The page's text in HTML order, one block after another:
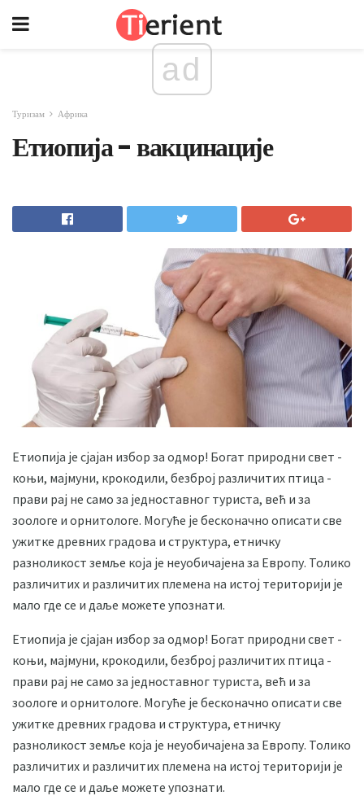
ad
Туризам Африка
Етиопија - вакцинације
Етиопија је сјајан избор за одмор! Богат природни свет -
коњи, мајмуни, крокодили, безброј различитих птица -
прави рај не само за једноставног туриста, већ и за
зоологе и орнитологе. Могуће је бесконачно описати све
ужитке древних градова и структура, етничку
разноликост земље која је неуобичајена за Европу. Толико
различитих и различитих племена на истој територији је
мало где се и даље можете упознати.
Етиопија је сјајан избор за одмор! Богат природни свет -
коњи, мајмуни, крокодили, безброј различитих птица -
прави рај не само за једноставног туриста, већ и за
зоологе и орнитологе. Могуће је бесконачно описати све
ужитке древних градова и структура, етничку
разноликост земље која је неуобичајена за Европу. Толико
различитих и различитих племена на истој територији је
мало где се и даље можете упознати.